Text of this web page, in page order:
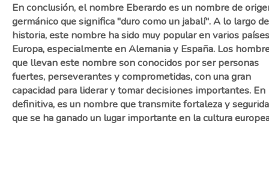
En conclusión, el nombre Eberardo es un nombre de
germánico que significa "duro como un jabalí". A lo largo
historia, este nombre ha sido muy popular en varios
Europa, especialmente en Alemania y España. Los
que llevan este nombre son conocidos por ser personas
fuertes, perseverantes y comprometidas, con una gran
capacidad para liderar y tomar decisiones importantes. En
definitiva, es un nombre que transmite fortaleza y
que se ha ganado un lugar importante en la cultura